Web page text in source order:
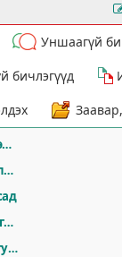
Уншаагүй
бичлэгүүд
багууд...